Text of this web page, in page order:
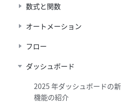
数式と関数
オートメーション
フロー
ダッシュボード
2025 年ダッシュボードの新
機能の紹介